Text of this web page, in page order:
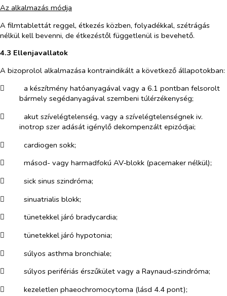
Az alkalmazás módja
A filmtablettát reggel, étkezés közben, folyadékkal, szétrágás
nélkül kell bevenni, de étkezéstől függetlenül is bevehető.
4.3 Ellenjavallatok
A bizoprolol alkalmazása kontraindikált a következő állapotokban:
​
a készítmény hatóanyagával vagy a 6.1 pontban felsorolt
bármely segédanyagával szembeni túlérzékenység;
​
akut szívelégtelenség, vagy a szívelégtelenségnek iv.
inotrop szer adását igénylő dekompenzált epizódjai;
​
cardiogen sokk;
​
másod- vagy harmadfokú AV‑blokk (pacemaker nélkül);
​
sick sinus szindróma;
​
sinuatrialis blokk;
​
tünetekkel járó bradycardia;
​
tünetekkel járó hypotonia;
​
súlyos asthma bronchiale;
​
súlyos perifériás érszűkület vagy a Raynaud‑szindróma;
​
kezeletlen phaeochromocytoma (lásd 4.4 pont);